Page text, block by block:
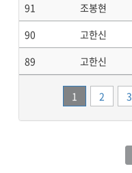
91
조봉현
90
고한신
89
고한신
1 2 3